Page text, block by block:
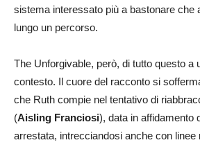
sistema interessato più a bastonare che
lungo un percorso.
The Unforgivable, però, di tutto questo a
contesto. Il cuore del racconto si
che Ruth compie nel tentativo di
(Aisling Franciosi), data in affidamento
arrestata, intrecciandosi anche con linee